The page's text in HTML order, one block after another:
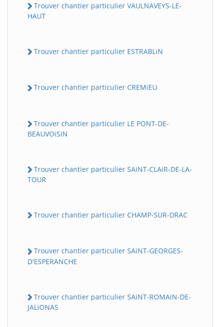
Trouver chantier particulier VAULNAVEYS-LE-
HAUT
Trouver chantier particulier ESTRABLiN
Trouver chantier particulier CREMiEU
Trouver chantier particulier LE PONT-DE-
BEAUVOiSiN
Trouver chantier particulier SAiNT-CLAiR-DE-LA-
TOUR
Trouver chantier particulier CHAMP-SUR-DRAC
Trouver chantier particulier SAiNT-GEORGES-
D'ESPERANCHE
Trouver chantier particulier SAiNT-ROMAiN-DE-
JALiONAS